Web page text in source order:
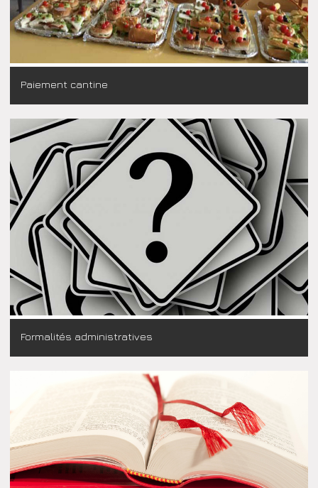
Paiement cantine
Formalités administratives